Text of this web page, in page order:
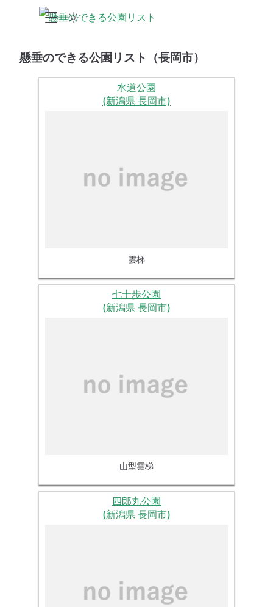
懸垂のできる公園リスト（長岡市）
水道公園
(新潟県 長岡市)
雲梯
七十歩公園
(新潟県 長岡市)
山型雲梯
四郎丸公園
(新潟県 長岡市)